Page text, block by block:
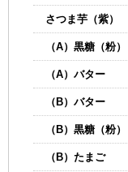
さつま芋（紫）
（A）黒糖（粉）
（A）バター
（B）バター
（B）黒糖（粉）
（B）たまご